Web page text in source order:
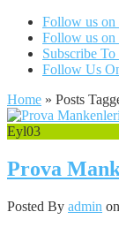
Follow us on
Follow us on
Subscribe To
Follow Us
Home » Posts
Eyl03
Prova
Posted By admin